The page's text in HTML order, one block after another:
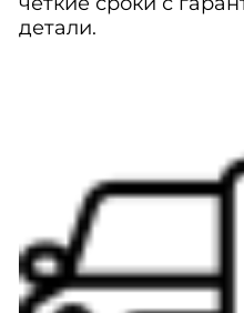
детали.